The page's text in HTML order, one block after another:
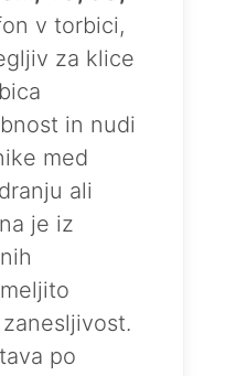
v torbici,
za klice
in nudi
med
ali
je iz
po